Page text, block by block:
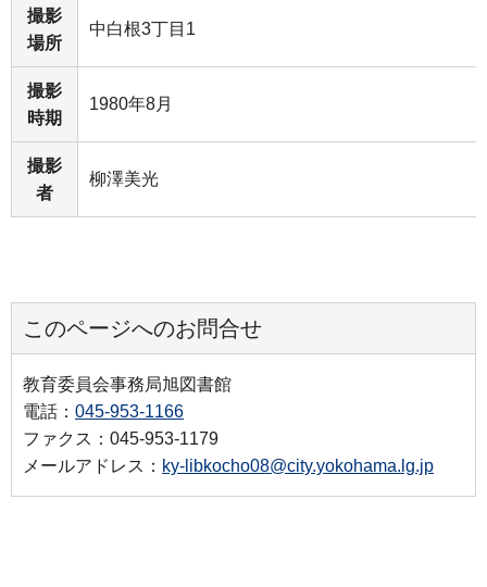
撮影
場所
中白根3丁目1
撮影
時期
1980年8月
撮影
者
柳澤美光
このページへのお問合せ
教育委員会事務局旭図書館
電話： 045-953-1166
ファクス：045-953-1179
メールアドレス： ky-libkocho08@city.yokohama.lg.jp